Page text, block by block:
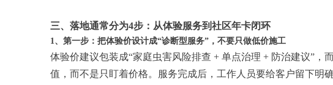
三、落地通常分为4步：从体验服务到社区年卡闭环
1、第一步：把体验价设计成“诊断型服务”，不要只做低价施工
体验价建议包装成“家庭虫害风险排查 + 单点治理 + 防治建议”，
值，而不是只盯着价格。服务完成后，工作人员要给客户留下明